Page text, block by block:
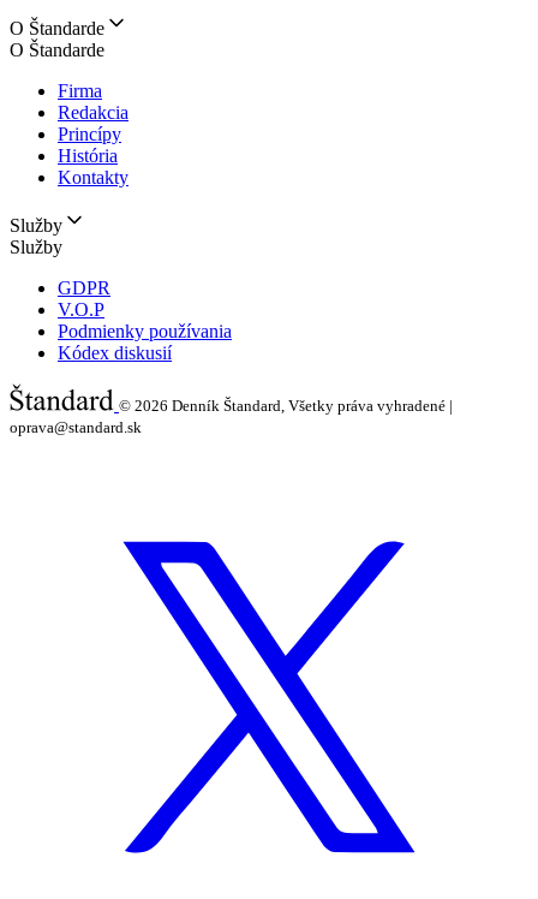
O Štandarde
O Štandarde
Firma
Redakcia
Princípy
História
Kontakty
Služby
Služby
GDPR
V.O.P
Podmienky používania
Kódex diskusií
© 2026 Denník Štandard, Všetky práva vyhradené |
oprava@standard.sk